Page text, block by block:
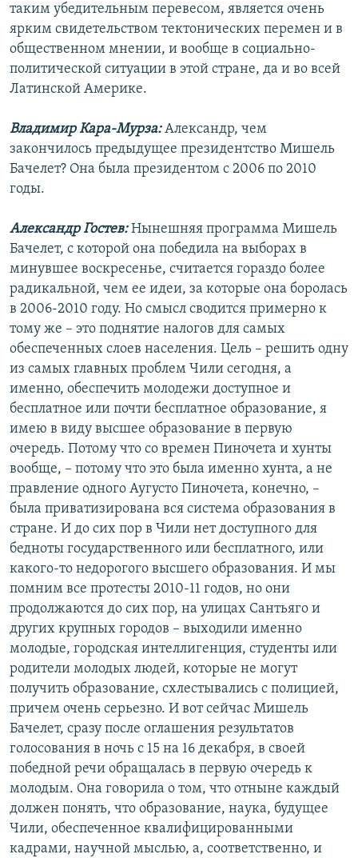
таким убедительным перевесом, является очень
ярким свидетельством тектонических перемен и в
общественном мнении, и вообще в социально-
политической ситуации в этой стране, да и во всей
Латинской Америке.
Владимир Кара-Мурза:Александр, чем
закончилось предыдущее президентство Мишель
Бачелет? Она была президентом с 2006 по 2010
годы.
Александр Гостев:Нынешняя программа Мишель
Бачелет, с которой она победила на выборах в
минувшее воскресенье, считается гораздо более
радикальной, чем ее идеи, за которые она боролась
в 2006-2010 году. Но смысл сводится примерно к
тому же – это поднятие налогов для самых
обеспеченных слоев населения. Цель – решить одну
из самых главных проблем Чили сегодня, а
именно, обеспечить молодежи доступное и
бесплатное или почти бесплатное образование, я
имею в виду высшее образование в первую
очередь. Потому что со времен Пиночета и хунты
вообще, – потому что это была именно хунта, а не
правление одного Аугусто Пиночета, конечно, –
была приватизирована вся система образования в
стране. И до сих пор в Чили нет доступного для
бедноты государственного или бесплатного, или
какого-то недорогого высшего образования. И мы
помним все протесты 2010-11 годов, но они
продолжаются до сих пор, на улицах Сантьяго и
других крупных городов – выходили именно
молодые, городская интеллигенция, студенты или
родители молодых людей, которые не могут
получить образование, схлестывались с полицией,
причем очень серьезно. И вот сейчас Мишель
Бачелет, сразу после оглашения результатов
голосования в ночь с 15 на 16 декабря, в своей
победной речи обращалась в первую очередь к
молодым. Она говорила о том, что отныне каждый
должен понять, что образование, наука, будущее
Чили, обеспеченное квалифицированными
кадрами, научной мыслью, а, соответственно, и